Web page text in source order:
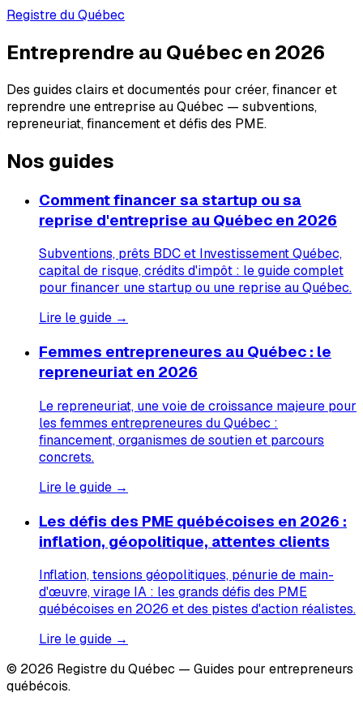
Registre du Québec
Entreprendre au Québec en 2026
Des guides clairs et documentés pour créer, financer et
reprendre une entreprise au Québec — subventions,
repreneuriat, financement et défis des PME.
Nos guides
Comment financer sa startup ou sa
reprise d'entreprise au Québec en 2026
Subventions, prêts BDC et Investissement Québec,
capital de risque, crédits d'impôt : le guide complet
pour financer une startup ou une reprise au Québec.
Lire le guide →
Femmes entrepreneures au Québec : le
repreneuriat en 2026
Le repreneuriat, une voie de croissance majeure pour
les femmes entrepreneures du Québec :
financement, organismes de soutien et parcours
concrets.
Lire le guide →
Les défis des PME québécoises en 2026 :
inflation, géopolitique, attentes clients
Inflation, tensions géopolitiques, pénurie de main-
d'œuvre, virage IA : les grands défis des PME
québécoises en 2026 et des pistes d'action réalistes.
Lire le guide →
© 2026 Registre du Québec — Guides pour entrepreneurs
québécois.